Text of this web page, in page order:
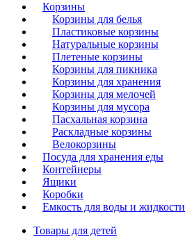
Корзины
Корзины для белья
Пластиковые корзины
Натуральные корзины
Плетеные корзины
Корзины для пикника
Корзины для хранения
Корзины для мелочей
Корзины для мусора
Пасхальная корзина
Раскладные корзины
Велокорзины
Посуда для хранения еды
Контейнеры
Ящики
Коробки
Емкость для воды и жидкости
Товары для детей